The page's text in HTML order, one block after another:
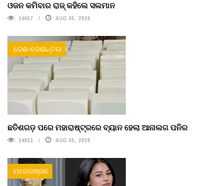
ଓଜନ କମିବାର ରାଜ୍ କହିଲେ ସଲମାନ
14057 AUG 05, 2026
ଦେଶ-ଦେଶାନ୍ତର
ଛତିଶଗଡ଼ ପରେ ମହାରାଷ୍ଟ୍ରରେ ବ୍ୟାନ ହେଲା ଆନାଲଗ ପନିର
14921 AUG 05, 2026
ମନୋରଞ୍ଜନ